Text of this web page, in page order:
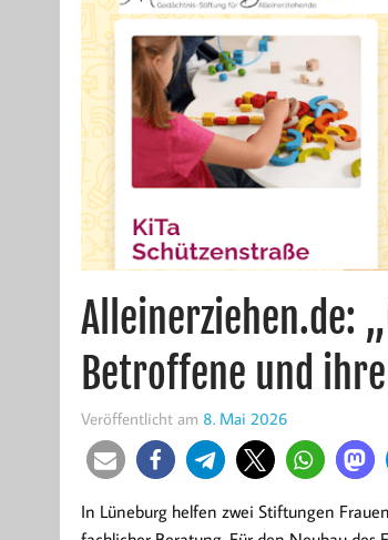
Alleinerziehen.de:
Betroffene und
Veröffentlicht am 8. Mai 2026
In Lüneburg helfen zwei Stiftungen